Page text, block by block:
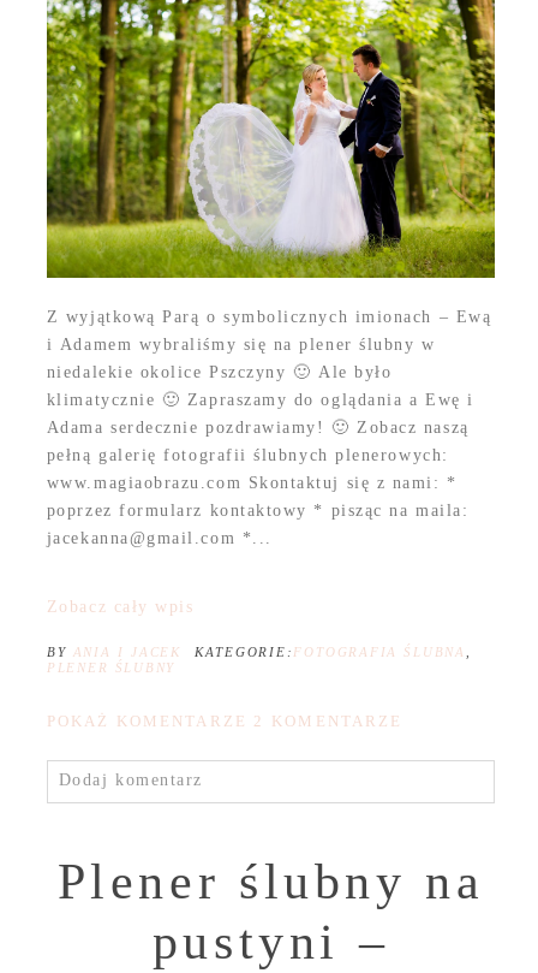
Z wyjątkową Parą o symbolicznych imionach – Ewą
i Adamem wybraliśmy się na plener ślubny w
niedalekie okolice Pszczyny 🙂 Ale było
klimatycznie 🙂 Zapraszamy do oglądania a Ewę i
Adama serdecznie pozdrawiamy! 🙂 Zobacz naszą
pełną galerię fotografii ślubnych plenerowych:
www.magiaobrazu.com Skontaktuj się z nami: *
poprzez formularz kontaktowy * pisząc na maila:
jacekanna@gmail.com *...
Zobacz cały wpis
BY ANIA I JACEK KATEGORIE: FOTOGRAFIA ŚLUBNA
PLENER ŚLUBNY
POKAŻ KOMENTARZE 2 KOMENTARZE
Dodaj komentarz
Plener ślubny na
pustyni –